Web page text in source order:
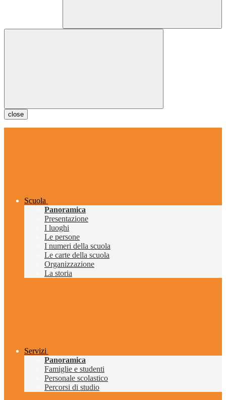
close
Scuola
Panoramica
Presentazione
I luoghi
Le persone
I numeri della scuola
Le carte della scuola
Organizzazione
La storia
Servizi
Panoramica
Famiglie e studenti
Personale scolastico
Percorsi di studio